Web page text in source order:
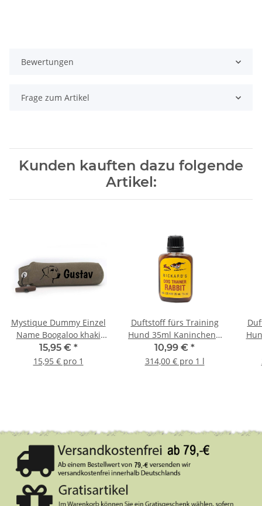
Bewertungen
Frage zum Artikel
Kunden kauften dazu folgende
Artikel:
Mystique Dummy Einzel
Name Boogaloo khaki
Labrador Retriever Kopf
15,95 € *
15,95 € pro 1
Duftstoff fürs Training
Hund 35ml Kaninchen -
Rabbit
10,99 € *
314,00 € pro 1 l